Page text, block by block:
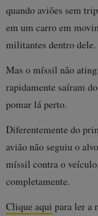
quando aviões sem
em um carro em
militantes dentro dele.
Mas o míssil não
rapidamente saíram
pomar lá perto.
Diferentemente do
avião não seguiu o
míssil contra o
completamente.
Clique aqui para ler a